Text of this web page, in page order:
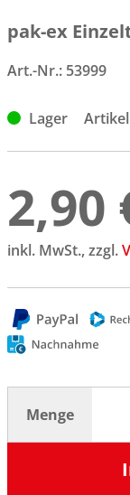
pak-ex
Art.-Nr.: 53999
Lager
2,90
inkl. MwSt., zzgl.
Menge